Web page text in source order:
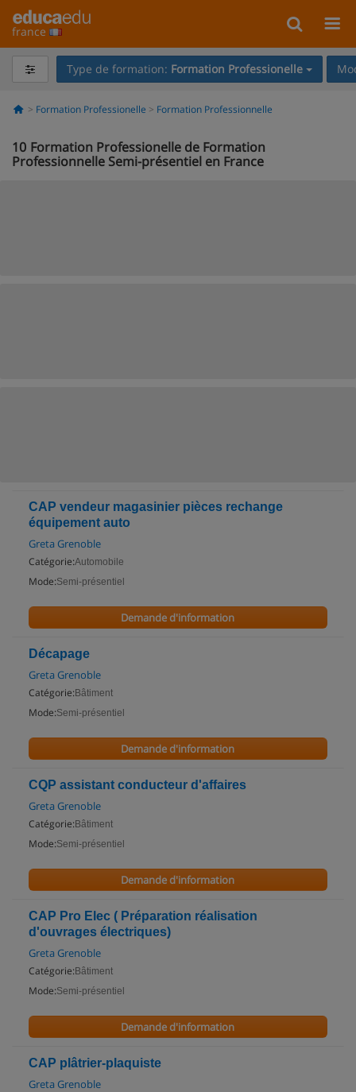
france
Type de formation: Formation Professionelle
Formation Professionelle Formation Professionnelle
10 Formation Professionelle de Formation
Professionnelle Semi-présentiel en France
CAP vendeur magasinier pièces rechange
équipement auto
Greta Grenoble
Catégorie:Automobile
Mode:Semi-présentiel
Demande d'information
Décapage
Greta Grenoble
Catégorie: Bâtiment
Mode:Semi-présentiel
Demande d'information
CQP assistant conducteur d'affaires
Greta Grenoble
Catégorie: Bâtiment
Mode:Semi-présentiel
Demande d'information
CAP Pro Elec ( Préparation réalisation
d'ouvrages électriques)
Greta Grenoble
Catégorie: Bâtiment
Mode:Semi-présentiel
Demande d'information
CAP plâtrier-plaquiste
Greta Grenoble